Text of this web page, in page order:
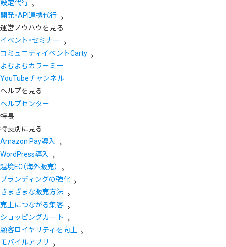
設定代行
開発・API連携代行
運営ノウハウを見る
イベント・セミナー
コミュニティイベントCarty
よむよむカラーミー
YouTubeチャンネル
ヘルプを見る
ヘルプセンター
特長
特長別に見る
Amazon Pay導入
WordPress導入
越境EC（海外販売）
ブランディングの強化
さまざまな販売方法
売上につながる集客
ショッピングカート
顧客ロイヤリティを向上
モバイルアプリ